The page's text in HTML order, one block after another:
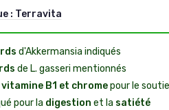
: Terravita
d'Akkermansia indiqués
de L. gasseri mentionnés
vitamine B1 et chromepour le
pour la digestion et la satiété